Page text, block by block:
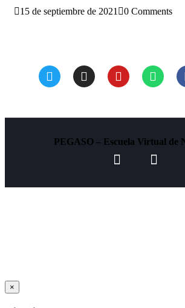
15 de septiembre de 2021 0 Comments
PEGASO – Escuela Virtual de
×